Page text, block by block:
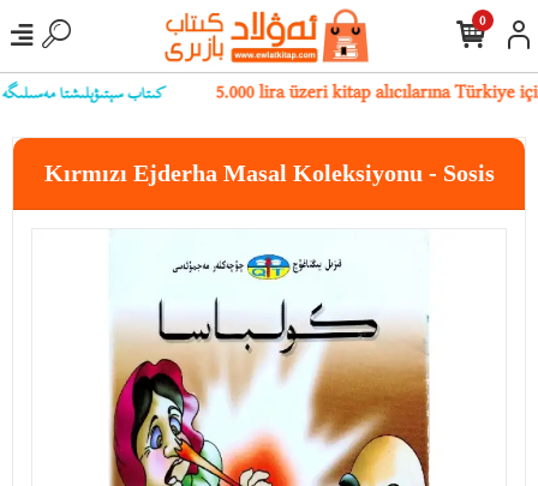
كىتاب سېتىۋېلىشتا مەسىلىگە 5.000 lira üzeri kitap alıcılarına
0
Kırmızı Ejderha Masal Koleksiyonu - Sosis